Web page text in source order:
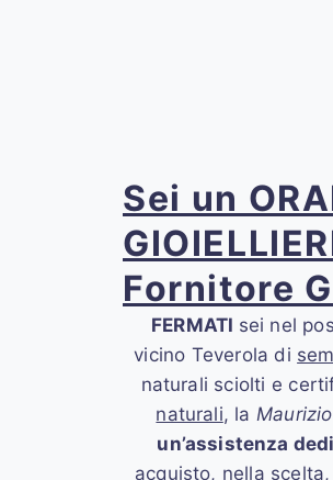
Sei un
Fornitore
FERMATI sei nel
vicino Teverola di
naturali sciolti e
naturali, la
un’assistenza
acquisto, nella